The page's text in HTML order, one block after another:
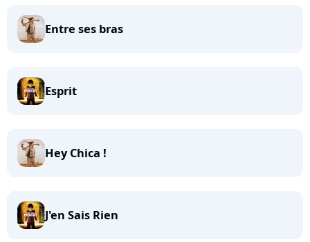
Entre ses bras
Esprit
Hey Chica !
J'en Sais Rien